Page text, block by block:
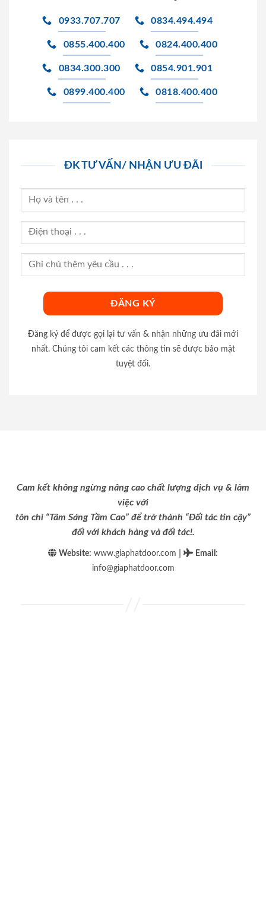
0933.707.707 0834.494.494
0855.400.400 0824.400.400
0834.300.300 0854.901.901
0899.400.400 0818.400.400
ĐK TƯ VẤN/ NHẬN ƯU ĐÃI
Đăng ký để được gọi lại tư vấn & nhận những ưu đãi mới
nhất. Chúng tôi cam kết các thông tin sẽ được bảo mật
tuyệt đối.
Cam kết không ngừng nâng cao chất lượng dịch vụ & làm
việc với
tôn chỉ “Tâm Sáng Tầm Cao” để trở thành “Đối tác tin cậy”
đối với khách hàng và đối tác!.
Website: www.giaphatdoor.com Email :
info@giaphatdoor.com